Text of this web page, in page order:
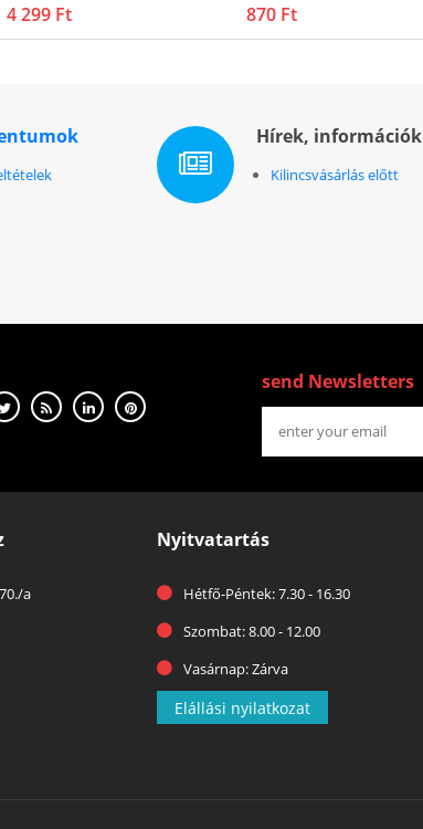
4 299 Ft 870 Ft
Hírek, információk
Kilincsvásárlás előtt
send Newsletters
a
Nyitvatartás
Hétfő-Péntek: 7.30 - 16.30
Szombat: 8.00 - 12.00
Vasárnap: Zárva
Elállási nyilatkozat